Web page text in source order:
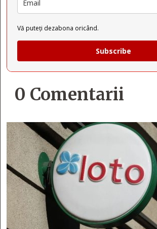
Vă puteți dezabona oricând.
Subscribe
0 Comentarii